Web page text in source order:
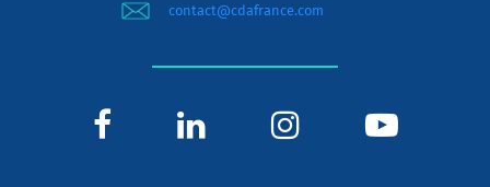
contact@cdafrance.com